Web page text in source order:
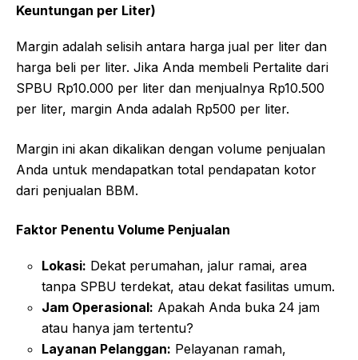
Keuntungan per Liter)
Margin adalah selisih antara harga jual per liter dan
harga beli per liter. Jika Anda membeli Pertalite dari
SPBU Rp10.000 per liter dan menjualnya Rp10.500
per liter, margin Anda adalah Rp500 per liter.
Margin ini akan dikalikan dengan volume penjualan
Anda untuk mendapatkan total pendapatan kotor
dari penjualan BBM.
Faktor Penentu Volume Penjualan
Lokasi: Dekat perumahan, jalur ramai, area
tanpa SPBU terdekat, atau dekat fasilitas umum.
Jam Operasional: Apakah Anda buka 24 jam
atau hanya jam tertentu?
Layanan Pelanggan: Pelayanan ramah,